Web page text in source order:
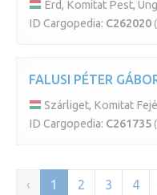
Érd, Komitat Pest,
ID Cargopedia: C262020
FALUSI PÉTER
Szárliget, Komitat
ID Cargopedia: C261735
‹ 1 2 3 4